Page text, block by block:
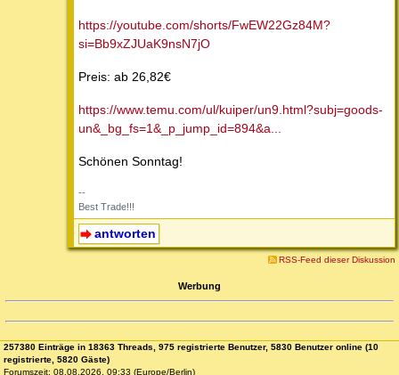
https://youtube.com/shorts/FwEW22Gz84M?
si=Bb9xZJUaK9nsN7jO
Preis: ab 26,82€
https://www.temu.com/ul/kuiper/un9.html?subj=goods-
un&_bg_fs=1&_p_jump_id=894&a...
Schönen Sonntag!
--
Best Trade!!!
antworten
RSS-Feed dieser Diskussion
Werbung
257380 Einträge in 18363 Threads, 975 registrierte Benutzer, 5830 Benutzer online (10
registrierte, 5820 Gäste)
Forumszeit: 08.08.2026, 09:33 (Europe/Berlin)